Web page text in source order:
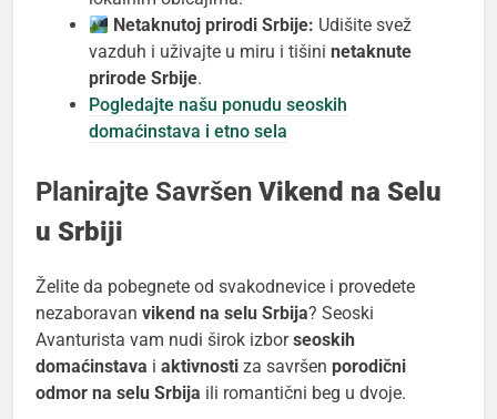
Netaknutoj prirodi Srbije: Udišite svež
vazduh i uživajte u miru i tišini netaknute
prirode Srbije.
Pogledajte našu ponudu seoskih
domaćinstava i etno sela
Planirajte Savršen Vikend na Selu
u Srbiji
Želite da pobegnete od svakodnevice i provedete
nezaboravan vikend na selu Srbija? Seoski
Avanturista vam nudi širok izborseoskih
domaćinstava i aktivnosti za savršen porodični
odmor na selu Srbija ili romantični beg u dvoje.